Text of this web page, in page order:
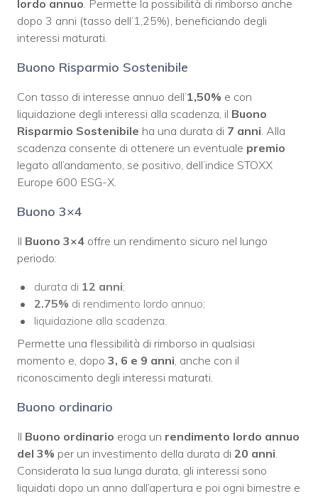
lordo annuo . Permette la possibilità di rimborso anche
dopo 3 anni (tasso dell’1,25%), beneficiando degli
interessi maturati.
Buono Risparmio Sostenibile
Con tasso di interesse annuo dell’1,50% e con
liquidazione degli interessi alla scadenza, il Buono
Risparmio Sostenibile ha una durata di 7 anni . Alla
scadenza consente di ottenere un eventuale premio
legato all’andamento, se positivo, dell’indice STOXX
Europe 600 ESG-X.
Buono 3×4
Il Buono 3×4 offre un rendimento sicuro nel lungo
periodo:
durata di 12 anni;
2.75% di rendimento lordo annuo;
liquidazione alla scadenza.
Permette una flessibilità di rimborso in qualsiasi
momento e, dopo 3, 6 e 9 anni , anche con il
riconoscimento degli interessi maturati.
Buono ordinario
Il Buono ordinario eroga un rendimento lordo annuo
del 3% per un investimento della durata di 20 anni
Considerata la sua lunga durata, gli interessi sono
liquidati dopo un anno dall’apertura e poi ogni bimestre e